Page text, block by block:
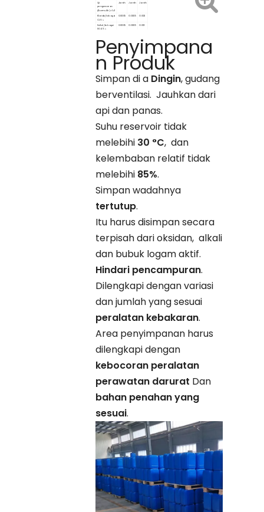
Uji
pengenceran
(Asam+Air)=1+3
Jernih Jernih Jernih
Klorida, Sebagai
CL % ≤
0.0005 0.0005 0.002
Sulfat, Sebagai
SO4 % ≤
0.0005 0.0005 0.001
Tidak mudah
menguap % ≤
0.006 0.006 0.006
Penyimpana
n Produk
Simpan di a Dingin, gudang
berventilasi. Jauhkan dari
api dan panas.
Suhu reservoir tidak
melebihi 30 °C, dan
kelembaban relatif tidak
melebihi 85%.
Simpan wadahnya
tertutup.
Itu harus disimpan secara
terpisah dari oksidan, alkali
dan bubuk logam aktif.
Hindari pencampuran.
Dilengkapi dengan variasi
dan jumlah yang sesuai
peralatan kebakaran.
Area penyimpanan harus
dilengkapi dengan
kebocoran peralatan
perawatan darurat Dan
bahan penahan yang
sesuai.